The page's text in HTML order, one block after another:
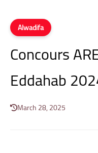
Alwadifa
Concours
Eddahab
March 28, 2025